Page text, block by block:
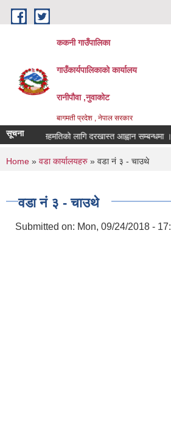
Skip to main content
ककनी गाउँपालिका
गाउँकार्यपालिकाको कार्यालय
रानीपौवा ,नुवाकोट
बागमती प्रदेश , नेपाल सरकार
सूचना
सरुवा सहमतिको लागि दरखास्त आह्वान सम्बन्धमा ।
You are here
Home » वडा कार्यालयहरु » वडा नं ३ - चाउथे
वडा नं ३ - चाउथे
Submitted on: Mon, 09/24/2018 -